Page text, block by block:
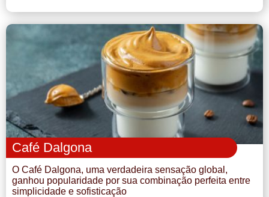
Café Dalgona
O Café Dalgona, uma verdadeira sensação global,
ganhou popularidade por sua combinação perfeita entre
simplicidade e sofisticação